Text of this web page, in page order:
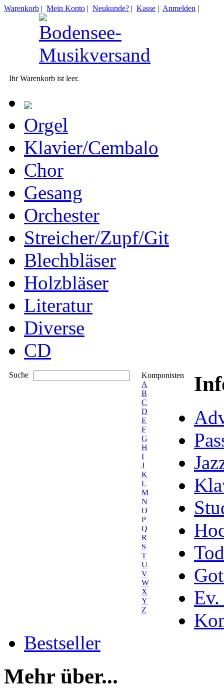
Warenkorb | Mein Konto | Neukunde? | Kasse | Anmelden |
Ihr Warenkorb ist leer.
Orgel
Klavier/Cembalo
Chor
Gesang
Orchester
Streicher/Zupf/Git
Blechbläser
Holzbläser
Literatur
Diverse
CD
Suche
Komponisten
A
B
C
D
E
F
G
H
I
J
K
L
M
N
O
P
Q
R
S
T
U
V
W
X
Y
Z
Ev.
Bestseller
Mehr über...